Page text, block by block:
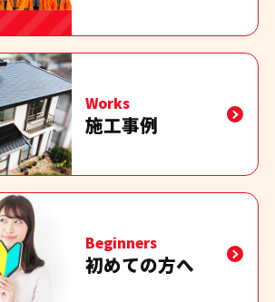
Works
施工事例
Beginners
初めての方へ